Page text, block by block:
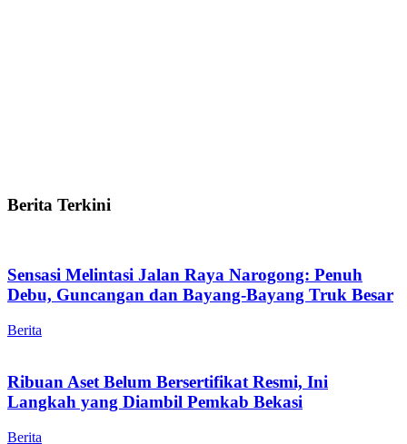
Berita Terkini
Sensasi Melintasi Jalan Raya Narogong: Penuh
Debu, Guncangan dan Bayang-Bayang Truk Besar
Berita
Ribuan Aset Belum Bersertifikat Resmi, Ini
Langkah yang Diambil Pemkab Bekasi
Berita